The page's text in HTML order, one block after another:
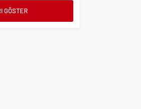
Ülke Puanlarını
GÖSTER